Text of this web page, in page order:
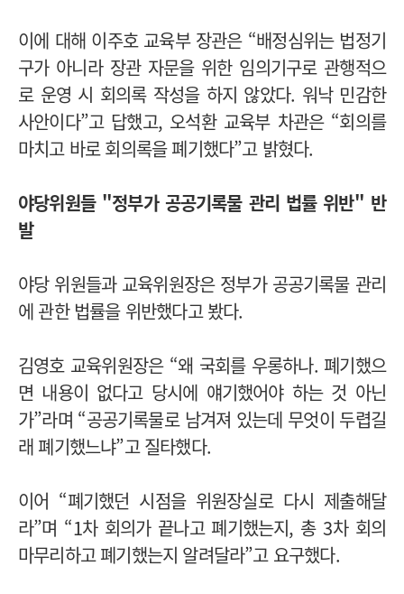
이에 대해 이주호 교육부 장관은 “배정심위는 법정기
구가 아니라 장관 자문을 위한 임의기구로 관행적으
로 운영 시 회의록 작성을 하지 않았다. 워낙 민감한
사안이다”고 답했고, 오석환 교육부 차관은 “회의를
마치고 바로 회의록을 폐기했다”고 밝혔다.
야당위원들 "정부가 공공기록물 관리 법률 위반" 반
발
야당 위원들과 교육위원장은 정부가 공공기록물 관리
에 관한 법률을 위반했다고 봤다.
김영호 교육위원장은 “왜 국회를 우롱하나. 폐기했으
면 내용이 없다고 당시에 얘기했어야 하는 것 아닌
가”라며 “공공기록물로 남겨져 있는데 무엇이 두렵길
래 폐기했느냐”고 질타했다.
이어 “폐기했던 시점을 위원장실로 다시 제출해달
라”며 “1차 회의가 끝나고 폐기했는지, 총 3차 회의
마무리하고 폐기했는지 알려달라”고 요구했다.